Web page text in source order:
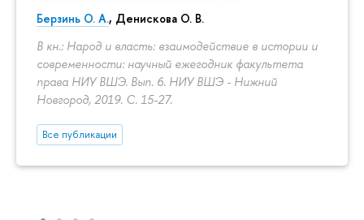
Берзинь О. А., Денискова О. В.
В кн.: Народ и власть: взаимодействие в истории и
современности: научный ежегодник факультета
права НИУ ВШЭ. Вып. 6. НИУ ВШЭ - Нижний
Новгород, 2019. С. 15-27.
Все публикации